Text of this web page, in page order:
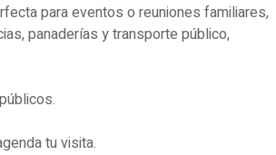
para eventos o reuniones familiares,
panaderías y transporte público,
tu visita.